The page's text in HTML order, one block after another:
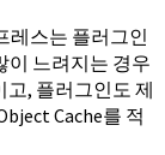
레스는 플러그인
이 느려지는 경우
고, 플러그인도 제
Cache를 적